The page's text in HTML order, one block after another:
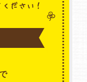
ださい！